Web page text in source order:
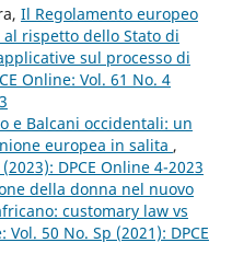
Il Regolamento europeo
rispetto dello Stato di
sul processo di
Online: Vol. 61 No. 4
e Balcani occidentali: un
europea in salita ,
DPCE Online 4-2023
della donna nel nuovo
customary law vs
Vol. 50 No. Sp (2021): DPCE